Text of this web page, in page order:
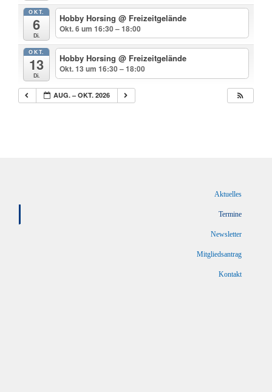
OKT.
6
Di.
Hobby Horsing@ Freizeitgelände
Okt. 6 um 16:30 – 18:00
OKT.
13
Di.
Hobby Horsing@ Freizeitgelände
Okt. 13 um 16:30 – 18:00
AUG. – OKT. 2026
Aktuelles
Termine
Newsletter
Mitgliedsantrag
Kontakt